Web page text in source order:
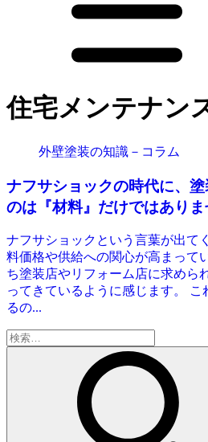
住宅メンテナン
外壁塗装の知識－コラム
ナフサショックの時代に、
のは『材料』だけではありま
ナフサショックという言葉が出て
料価格や供給への関心が高まって
ち塗装店やリフォーム店に求めら
ってきているように感じます。
るの...
検
索: